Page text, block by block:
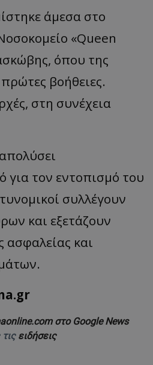
άμεσα στο
«Queen
όπου της
βοήθειες.
στη συνέχεια
τον εντοπισμό του
συλλέγουν
και εξετάζουν
ασφαλείας και
στο Google News
ειδήσεις